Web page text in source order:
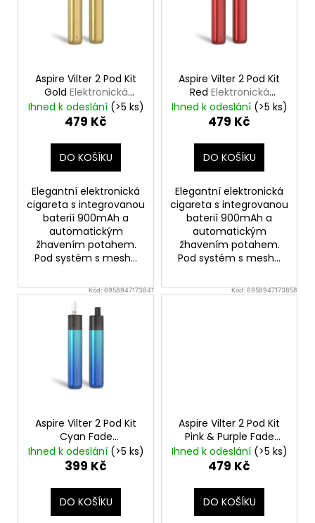
Aspire Vilter 2 Pod Kit
Gold Elektronická
cigareta 900mAh
Ihned k odeslání (>5 ks)
479 Kč
DO KOŠÍKU
Elegantní elektronická
cigareta s integrovanou
baterií 900mAh a
automatickým
žhavením potahem.
Pod systém s mesh...
Aspire Vilter 2 Pod Kit
Red Elektronická
cigareta 900mAh
Ihned k odeslání (>5 ks)
479 Kč
DO KOŠÍKU
Elegantní elektronická
cigareta s integrovanou
baterií 900mAh a
automatickým
žhavením potahem.
Pod systém s mesh...
Kód:6958947173841
Aspire Vilter 2 Pod Kit
Cyan Fade
Elektronická cigareta
900mAh
Ihned k odeslání (>5 ks)
399 Kč
DO KOŠÍKU
Kód:6958947173858
Aspire Vilter 2 Pod Kit
Pink & Purple Fade
Elektronická cigareta
900mAh
Ihned k odeslání (>5 ks)
479 Kč
DO KOŠÍKU